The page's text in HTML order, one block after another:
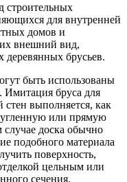
строительных
для внутренней
домов и
внешний вид,
брусьев.
быть использованы
Имитация бруса для
выполняется, как
или прямую
доска обычно
подобного материала
поверхность,
цельным или
сечения.